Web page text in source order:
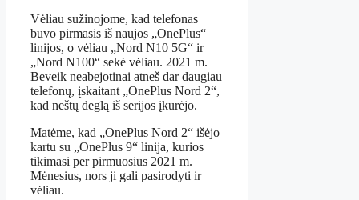
Vėliau sužinojome, kad telefonas
buvo pirmasis iš naujos „OnePlus“
linijos, o vėliau „Nord N10 5G“ ir
„Nord N100“ sekė vėliau. 2021 m.
Beveik neabejotinai atneš dar daugiau
telefonų, įskaitant „OnePlus Nord 2“,
kad neštų deglą iš serijos įkūrėjo.
Matėme, kad „OnePlus Nord 2“ išėjo
kartu su „OnePlus 9“ linija, kurios
tikimasi per pirmuosius 2021 m.
Mėnesius, nors ji gali pasirodyti ir
vėliau.